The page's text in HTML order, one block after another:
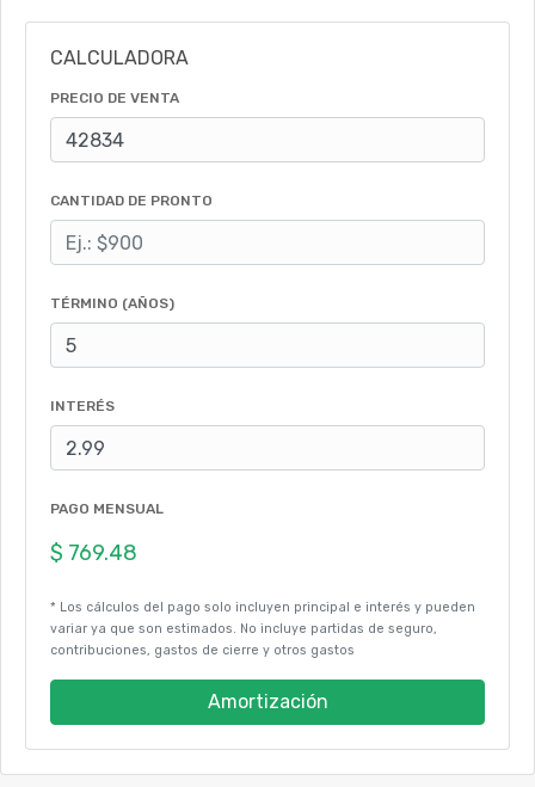
CALCULADORA
PRECIO DE VENTA
CANTIDAD DE PRONTO
TÉRMINO (AÑOS)
INTERÉS
PAGO MENSUAL
* Los cálculos del pago solo incluyen principal e interés y pueden
variar ya que son estimados. No incluye partidas de seguro,
contribuciones, gastos de cierre y otros gastos
Amortización